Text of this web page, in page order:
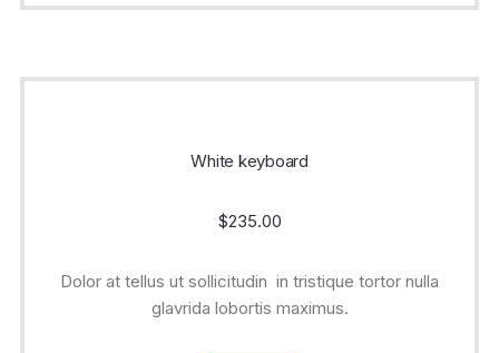
White keyboard
$235.00
Dolor at tellus ut sollicitudin in tristique tortor nulla
glavrida lobortis maximus.